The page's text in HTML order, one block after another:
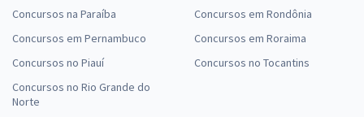
Concursos na Paraíba
Concursos em Pernambuco
Concursos no Piauí
Concursos no Rio Grande do
Norte
Concursos em Rondônia
Concursos em Roraima
Concursos no Tocantins